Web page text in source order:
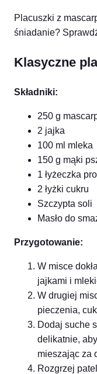
Placuszki z
śniadanie?
Klasyczne
Składniki:
250 g
2 jajka
100 ml mleka
150 g mąki
1 łyżeczka
2 łyżki cukru
Szczypta soli
Masło do
Przygotowanie:
W misce
jajkami i
W drugiej
pieczenia,
Dodaj suche
delikatnie,
mieszając za
Rozgrzej